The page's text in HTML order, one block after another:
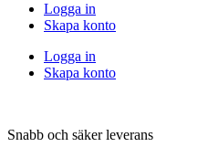
Logga in
Skapa konto
Logga in
Skapa konto
Snabb och säker leverans